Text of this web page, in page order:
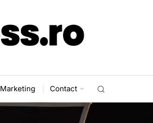
Marketing Contact